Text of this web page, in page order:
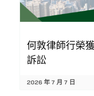
何敦律師行榮
訴訟
2026 年 7 月 7 日